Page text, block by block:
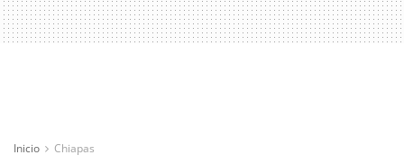
Inicio Chiapas